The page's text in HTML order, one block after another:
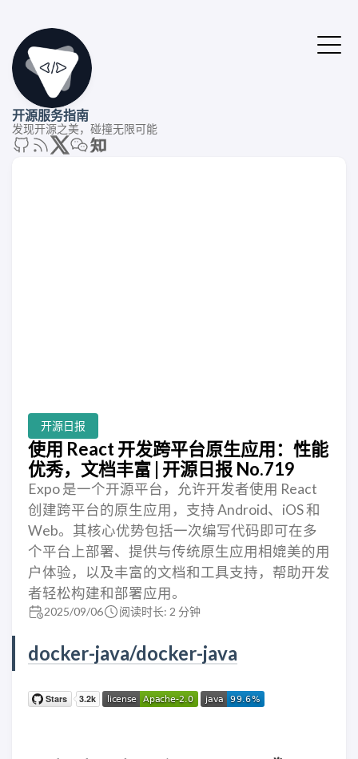
开源服务指南
发现开源之美，碰撞无限可能
开源日报
使用 React 开发跨平台原生应用：性能
优秀，文档丰富 | 开源日报 No.719
Expo 是一个开源平台，允许开发者使用 React
创建跨平台的原生应用，支持 Android、iOS 和
Web。其核心优势包括一次编写代码即可在多
个平台上部署、提供与传统原生应用相媲美的用
户体验，以及丰富的文档和工具支持，帮助开发
者轻松构建和部署应用。
2025/09/06 阅读时长: 2 分钟
docker-java/docker-java